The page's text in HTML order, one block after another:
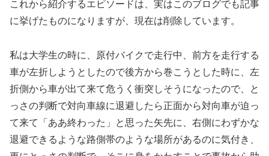
これから紹介するエピソードは、実はこのブログでも記事
に挙げたものになりますが、現在は削除しています。
私は大学生の時に、原付バイクで走行中、前方を走行する
車が左折しようとしたので後方から巻こうとした時に、左
折側から車が出て来て危うく衝突しそうになったので、と
っさの判断で対向車線に退避したら正面から対向車が迫っ
て来て「ああ終わった」と思った矢先に、右側にわずかな
退避できるような路側帯のような場所があるのに気付き、